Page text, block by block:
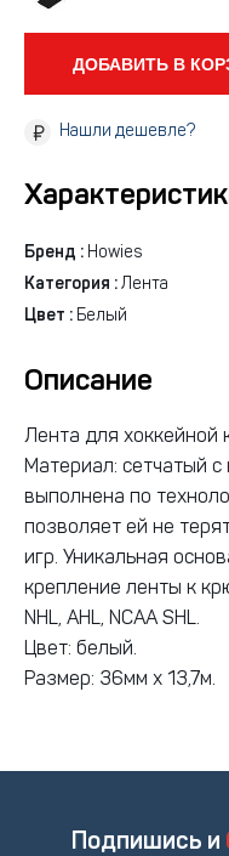
ДОБАВИТЬ В
Нашли дешевле?
Бренд : Howies
Категория : Лента
Цвет : Белый
Описание
Лента для
Материал: сетчатый
выполнена по
позволяет ей не
игр. Уникальная
крепление ленты к
NHL, AHL, NCAA SHL.
Цвет: белый.
Размер: 36мм х 13,7м.
Подпишись и